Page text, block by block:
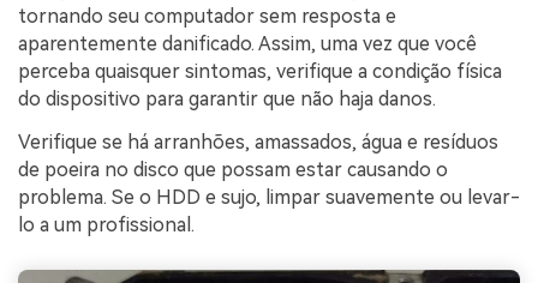
tornando seu computador sem resposta e
aparentemente danificado. Assim, uma vez que você
perceba quaisquer sintomas, verifique a condição física
do dispositivo para garantir que não haja danos.
Verifique se há arranhões, amassados, água e resíduos
de poeira no disco que possam estar causando o
problema. Se o HDD e sujo, limpar suavemente ou levar-
lo a um profissional.